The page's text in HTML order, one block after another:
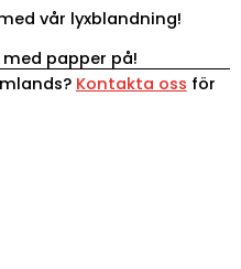
vår lyxblandning!
papper på!
Kontakta oss för